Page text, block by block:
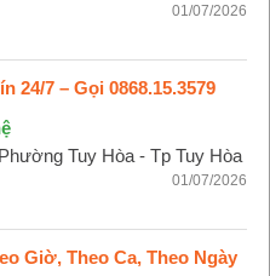
01/07/2026
24/7 – Gọi 0868.15.3579
Phường Tuy Hòa - Tp Tuy Hòa
01/07/2026
Giờ, Theo Ca, Theo Ngày